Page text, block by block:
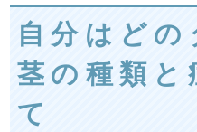
自分はど
茎の種類と
て